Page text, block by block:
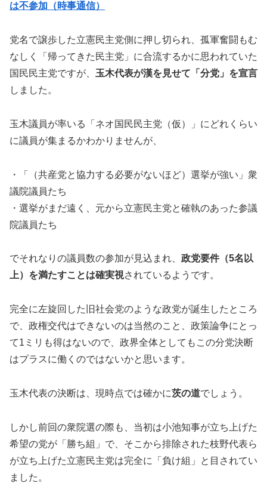
は不参加（時事通信）
党名で譲歩した立憲民主党側に押し切られ、孤軍奮闘もむ
なしく「帰ってきた民主党」に合流するかに思われていた
国民民主党ですが、 玉木代表が漢を見せて「分党」を宣言
しました。
玉木議員が率いる「ネオ国民民主党（仮）」にどれくらい
に議員が集まるかわかりませんが、
・「（共産党と協力する必要がないほど）選挙が強い」衆
議院議員たち
・選挙がまだ遠く、元から立憲民主党と確執のあった参議
院議員たち
でそれなりの議員数の参加が見込まれ、 政党要件（5名以
上）を満たすことは確実視されているようです。
完全に左旋回した旧社会党のような政党が誕生したところ
で、政権交代はできないのは当然のこと、政策論争にとっ
て1ミリも得はないので、政界全体としてもこの分党決断
はプラスに働くのではないかと思います。
玉木代表の決断は、現時点では確かに茨の道でしょう。
しかし前回の衆院選の際も、当初は小池知事が立ち上げた
希望の党が「勝ち組」で、そこから排除された枝野代表ら
が立ち上げた立憲民主党は完全に「負け組」と目されてい
ました。